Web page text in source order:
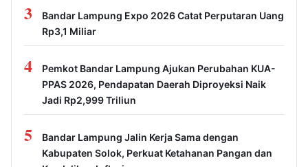
3
Bandar Lampung Expo 2026 Catat Perputaran Uang
Rp3,1 Miliar
4
Pemkot Bandar Lampung Ajukan Perubahan KUA-
PPAS 2026, Pendapatan Daerah Diproyeksi Naik
Jadi Rp2,999 Triliun
5
Bandar Lampung Jalin Kerja Sama dengan
Kabupaten Solok, Perkuat Ketahanan Pangan dan